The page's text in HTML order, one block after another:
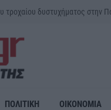
ΠΟΛΙΤΙΚΗ ΟΙΚΟΝΟΜΙΑ